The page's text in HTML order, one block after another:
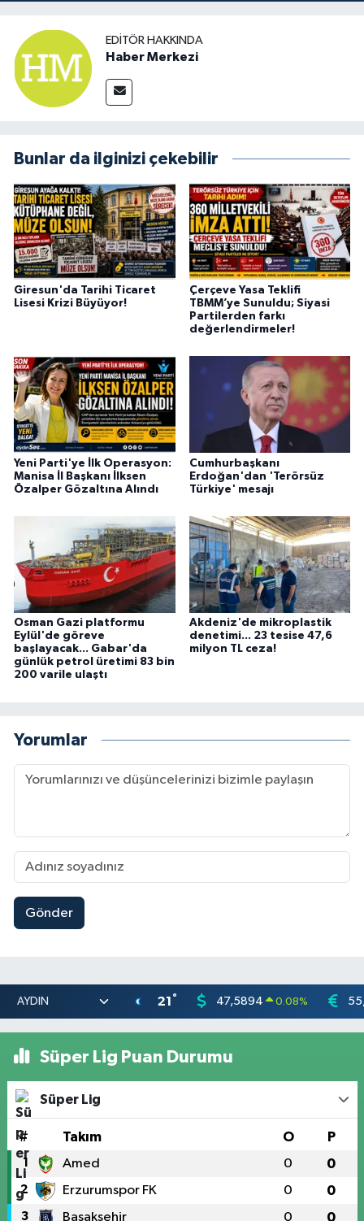
EDITÖR HAKKINDA
Haber Merkezi
Bunlar da ilginizi çekebilir
Giresun'da Tarihi Ticaret
Lisesi Krizi Büyüyor!
Çerçeve Yasa Teklifi
TBMM’ye Sunuldu; Siyasi
Partilerden farkı
değerlendirmeler!
Yeni Parti'ye İlk Operasyon:
Manisa İl Başkanı İlksen
Özalper Gözaltına Alındı
Cumhurbaşkanı
Erdoğan'dan 'Terörsüz
Türkiye' mesajı
Osman Gazi platformu
Eylül'de göreve
başlayacak... Gabar'da
günlük petrol üretimi 83 bin
200 varile ulaştı
Akdeniz'de mikroplastik
denetimi... 23 tesise 47,6
milyon TL ceza!
Yorumlar
Gönder
21 ° 47,5894 0.08%
Süper Lig Puan Durumu
Süper Lig
# Takım O P
1 Amed 0 0
2 Erzurumspor FK 0 0
3 Başakşehir 0 0